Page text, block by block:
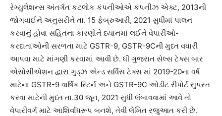
રેગ્યુલેશન્સ અંતર્ગત કટલોક કંપનીઓએ કંપનીઝ એક્ટ, 2013ની
જોગવાઈને અનુસરીને તા. 15 ફેબ્રુઆરી, 2021 સુધીમાં પાલન
કરવાનું હોવા સહિતના કારણોને ધ્યાનમાં લઈને વેપારીઓ-
કરદાતાઓની સરળતા માટે GSTR-9, GSTR-9Cની મુધ્ત વધારી
આપવા માટે માંગણી કરવામાં આવી છે. ધી ગુજરાત સેલ્સ ટેક્સ બાર
એસોસીએશન દ્વારા ગુડ્ઝ એન્ડ સર્વિસ ટેક્સ માં 2019-20ના વર્ષ
માટેના GSTR-9 વાર્ષિક રિટર્ન અને GSTR-9C ઓડીટ રીપોર્ટ સુપરત
કરવા માટેની મુધ્ત તા.30 જૂન, 2021 સુધી લંબાવવામાં આવે તો
વેપારીવર્ગ માટે આશિર્વાધરૂપ બનશે, તેવી લેખિત રજુઆત કરી છે.